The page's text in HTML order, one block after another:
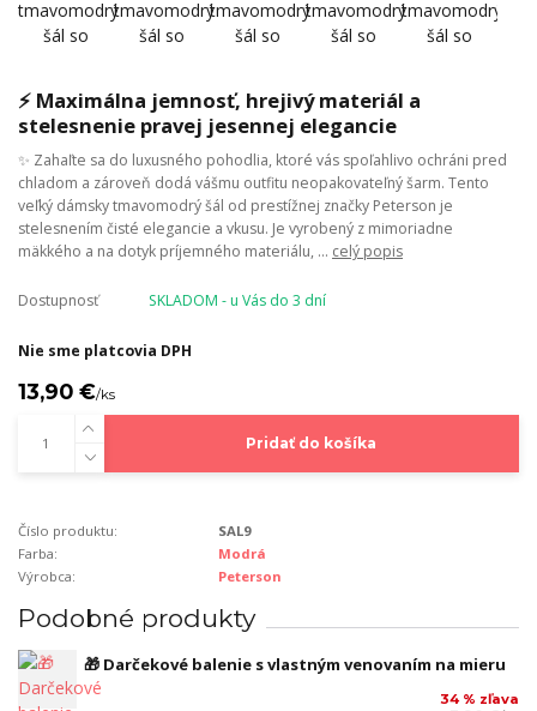
⚡ Maximálna jemnosť, hrejivý materiál a
stelesnenie pravej jesennej elegancie
✨ Zahaľte sa do luxusného pohodlia, ktoré vás spoľahlivo ochráni pred
chladom a zároveň dodá vášmu outfitu neopakovateľný šarm. Tento
veľký dámsky tmavomodrý šál od prestížnej značky Peterson je
stelesnením čisté elegancie a vkusu. Je vyrobený z mimoriadne
mäkkého a na dotyk príjemného materiálu, ... celý popis
Dostupnosť SKLADOM - u Vás do 3 dní
Nie sme platcovia DPH
13,90 €/ks
Pridať do košíka
Číslo produktu:
SAL9
Farba:
Modrá
Výrobca:
Peterson
Podobné produkty
🎁 Darčekové balenie s vlastným venovaním na mieru
34 % zľava